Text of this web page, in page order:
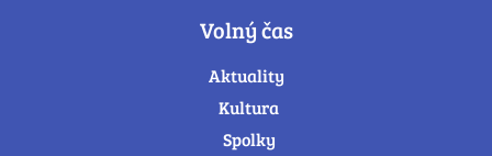
Volný čas
Aktuality
Kultura
Spolky